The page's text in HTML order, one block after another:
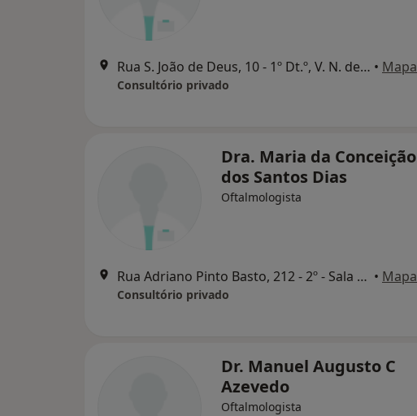
Rua S. João de Deus, 10 - 1º Dt.º, V. N. de Famalicão • Mapa
Consultório privado
Dra. Maria da Conceição
dos Santos Dias
Oftalmologista
Rua Adriano Pinto Basto, 212 - 2º - Sala 9, V. N. de Famalicão • Mapa
Consultório privado
Dr. Manuel Augusto C
Azevedo
Oftalmologista